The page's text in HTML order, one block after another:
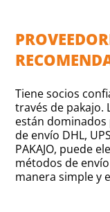
Tiene socios
través de pakajo.
están
de envío DHL,
PAKAJO, puede
métodos de
manera simple y